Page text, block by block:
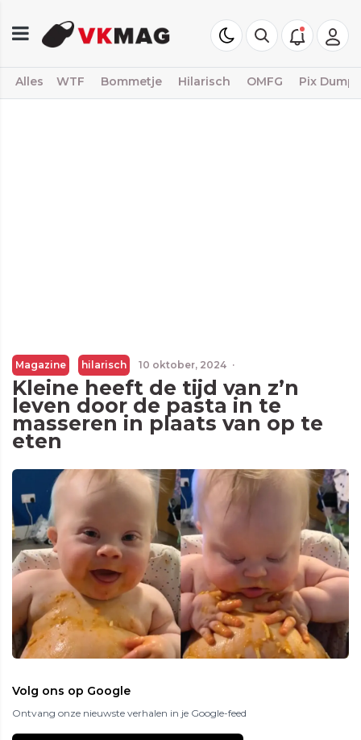
Alles WTF Bommetje Hilarisch OMFG Pix Dump
Magazine hilarisch 10 oktober, 2024 ·
Kleine heeft de tijd van z’n
leven door de pasta in te
masseren in plaats van op te
eten
Volg ons op Google
Ontvang onze nieuwste verhalen in je Google-feed